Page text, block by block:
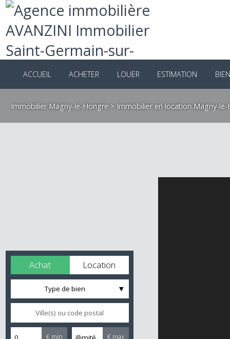
ACCUEIL ACHETER LOUER ESTIMATION
Immobilier Magny-le-Hongre >Immobilier en location
Achat Location
Type de bien